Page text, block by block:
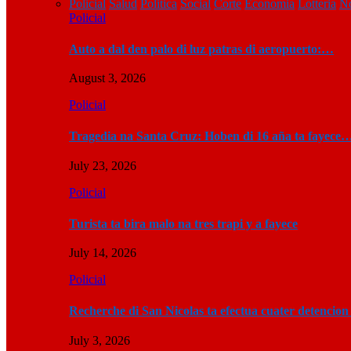
Policial Salud Politica Social Corte Economia Lotteria
Policial
Auto a dal den palo di luz patras di aeropuerto:…
August 3, 2026
Policial
Tragedia na Santa Cruz: Hoben di 16 aña ta
July 23, 2026
Policial
Turista ta bira malo na tres trapi y a fayece
July 14, 2026
Policial
Recherche di San Nicolas ta efectua cuater
July 3, 2026